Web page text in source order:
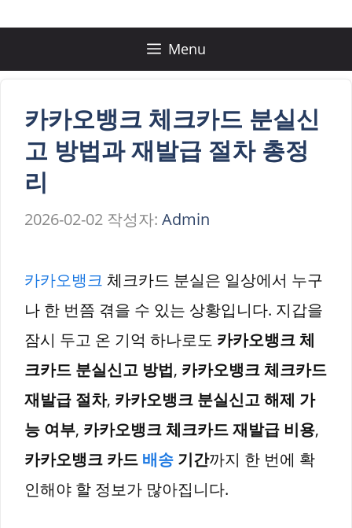
츠
Menu
카카오뱅크 체크카드 분실신
고 방법과 재발급 절차 총정
리
2026-02-02 작성자: Admin
카카오뱅크 체크카드 분실은 일상에서 누구
나 한 번쯤 겪을 수 있는 상황입니다. 지갑을
잠시 두고 온 기억 하나로도 카카오뱅크 체
크카드 분실신고 방법, 카카오뱅크 체크카드
재발급 절차, 카카오뱅크 분실신고 해제 가
능 여부, 카카오뱅크 체크카드 재발급 비용,
카카오뱅크 카드 배송 기간까지 한 번에 확
인해야 할 정보가 많아집니다.